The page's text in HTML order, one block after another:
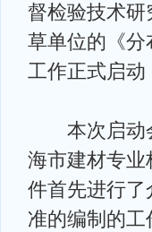
督检验技术
草单位的《分
工作正式启
本次启动会
海市建材专
件首先进行
准的编制的